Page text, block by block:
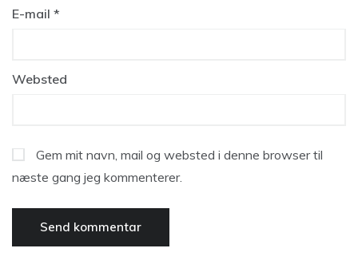
E-mail *
Websted
Gem mit navn, mail og websted i denne browser til
næste gang jeg kommenterer.